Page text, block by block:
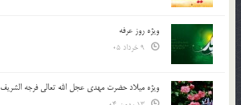
ویژه روز عرفه
ویژه میلاد حضرت مهدی عجل الله تعالی فرجه الشريف